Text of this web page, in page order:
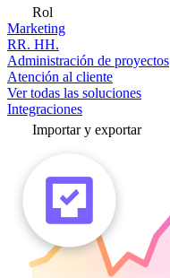
Rol
Marketing
RR. HH.
Administración de proyectos
Atención al cliente
Ver todas las soluciones
Integraciones
Importar y exportar